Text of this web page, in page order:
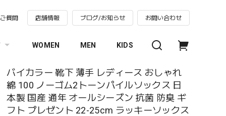
質問 店舗情報 ブログ/お知らせ お問い合わせ
WOMEN MEN KIDS
バイカラー 靴下 薄手 レディース おしゃれ
綿 100 ノーゴム2トーンパイルソックス 日
本製 国産 通年 オールシーズン 抗菌 防臭 ギ
フト プレゼント 22-25cm ラッキーソックス